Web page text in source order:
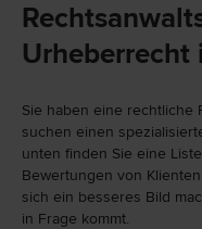
Urheberrecht
Sie haben eine rechtliche
suchen einen
unten finden Sie eine
Bewertungen von
sich ein besseres Bild
in Frage kommt.